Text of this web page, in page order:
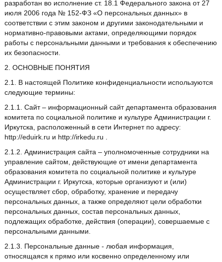
разработан во исполнение ст. 18.1 Федерального закона от 27
июля 2006 года № 152-ФЗ «О персональных данных» в
соответствии с этим законом и другими законодательными и
нормативно-правовыми актами, определяющими порядок
работы с персональными данными и требования к обеспечению
их безопасности.
2. ОСНОВНЫЕ ПОНЯТИЯ
2.1. В настоящей Политике конфиденциальности используются
следующие термины:
2.1.1. Сайт – информационный сайт департамента образования
комитета по социальной политике и культуре Администрации г.
Иркутска, расположенный в сети Интернет по адресу:
http://eduirk.ru и http://irkedu.ru .
2.1.2. Администрация сайта – уполномоченные сотрудники на
управление сайтом, действующие от имени департамента
образования комитета по социальной политике и культуре
Администрации г. Иркутска, которые организуют и (или)
осуществляет сбор, обработку, хранение и передачу
персональных данных, а также определяют цели обработки
персональных данных, состав персональных данных,
подлежащих обработке, действия (операции), совершаемые с
персональными данными.
2.1.3. Персональные данные - любая информация,
относящаяся к прямо или косвенно определенному или